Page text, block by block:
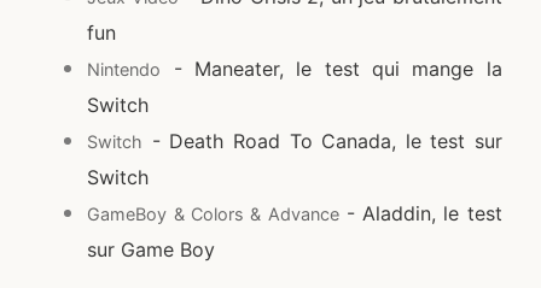
fun
Nintendo
- Maneater, le test qui mange la
Switch
Switch - Death Road To Canada, le test sur
Switch
GameBoy & Colors & Advance- Aladdin, le test
sur Game Boy